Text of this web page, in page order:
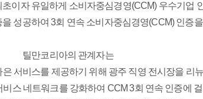
초이자 유일하게 소비자중심경영(CCM) 우수기업
성공하여 3회 연속 소비자중심경영(CCM) 인증
틸만코리아의 관계자는
서비스를 제공하기 위해 광주 직영 전시장을 리
스 네트워크를 강화하여 CCM 3회 연속 인증에